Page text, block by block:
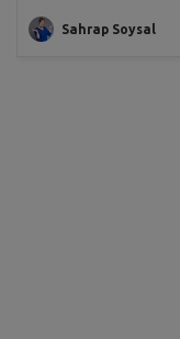
Sahrap Soysal